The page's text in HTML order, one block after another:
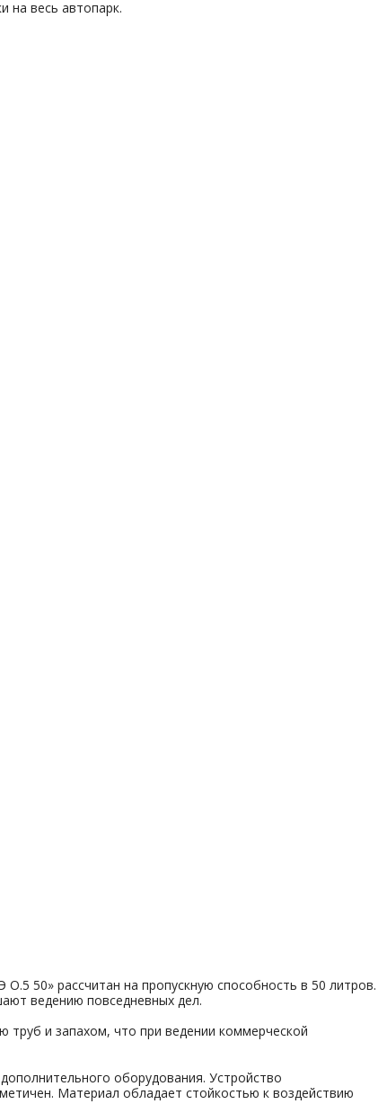
на весь автопарк.
50» рассчитан на пропускную способность в 50 литров.
ведению повседневных дел.
труб и запахом, что при ведении коммерческой
оборудования. Устройство
Материал обладает стойкостью к воздействию